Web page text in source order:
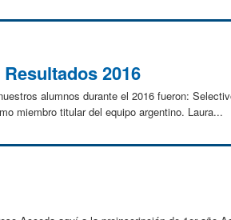
2016
alumnos durante el 2016 fueron:
miembro titular del equipo argentino. Laura...